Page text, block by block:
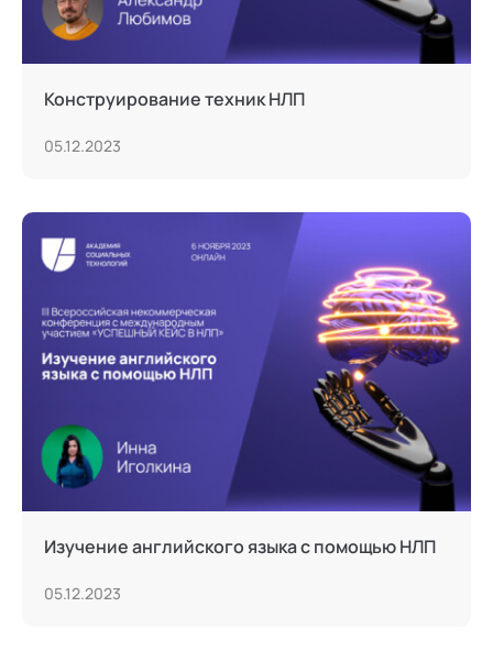
Конструирование техник НЛП
05.12.2023
Изучение английского языка с помощью НЛП
05.12.2023